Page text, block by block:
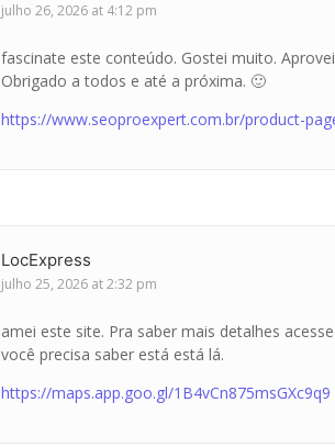
julho 26, 2026 at 4:12 pm
fascinate este conteúdo. Gostei muito.
Obrigado a todos e até a próxima. 🙂
https://www.seoproexpert.com.br/product-
LocExpress
julho 25, 2026 at 2:32 pm
amei este site. Pra saber mais detalhes
você precisa saber está está lá.
https://maps.app.goo.gl/1B4vCn875msGXc9q9